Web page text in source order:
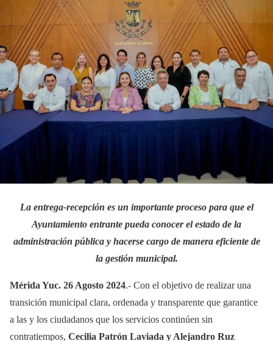
La entrega-recepción es un importante proceso para que el
Ayuntamiento entrante pueda conocer el estado de la
administración pública y hacerse cargo de manera eficiente de
la gestión municipal.
Mérida Yuc. 26 Agosto 2024.- Con el objetivo de realizar una
transición municipal clara, ordenada y transparente que garantice
a las y los ciudadanos que los servicios continúen sin
contratiempos, Cecilia Patrón Laviada y Alejandro Ruz